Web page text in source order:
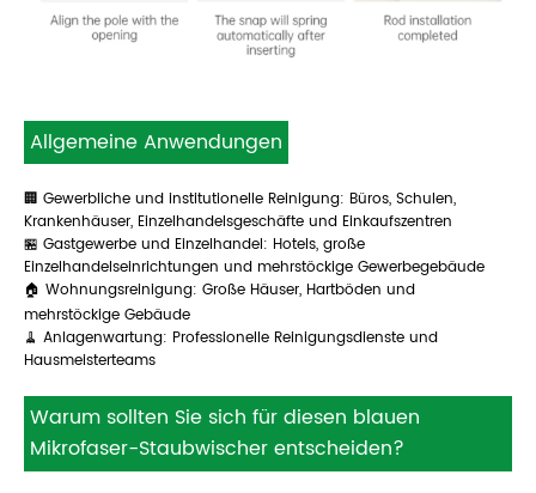
Allgemeine Anwendungen
🏢 Gewerbliche und institutionelle Reinigung: Büros, Schulen,
Krankenhäuser, Einzelhandelsgeschäfte und Einkaufszentren
🏪 Gastgewerbe und Einzelhandel: Hotels, große
Einzelhandelseinrichtungen und mehrstöckige Gewerbegebäude
🏠 Wohnungsreinigung: Große Häuser, Hartböden und
mehrstöckige Gebäude
🧹 Anlagenwartung: Professionelle Reinigungsdienste und
Hausmeisterteams
Warum sollten Sie sich für diesen blauen
Mikrofaser-Staubwischer entscheiden?